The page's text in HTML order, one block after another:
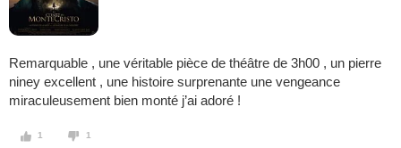
Remarquable , une véritable pièce de théâtre de 3h00 , un pierre
niney excellent , une histoire surprenante une vengeance
miraculeusement bien monté j’ai adoré !
1 1